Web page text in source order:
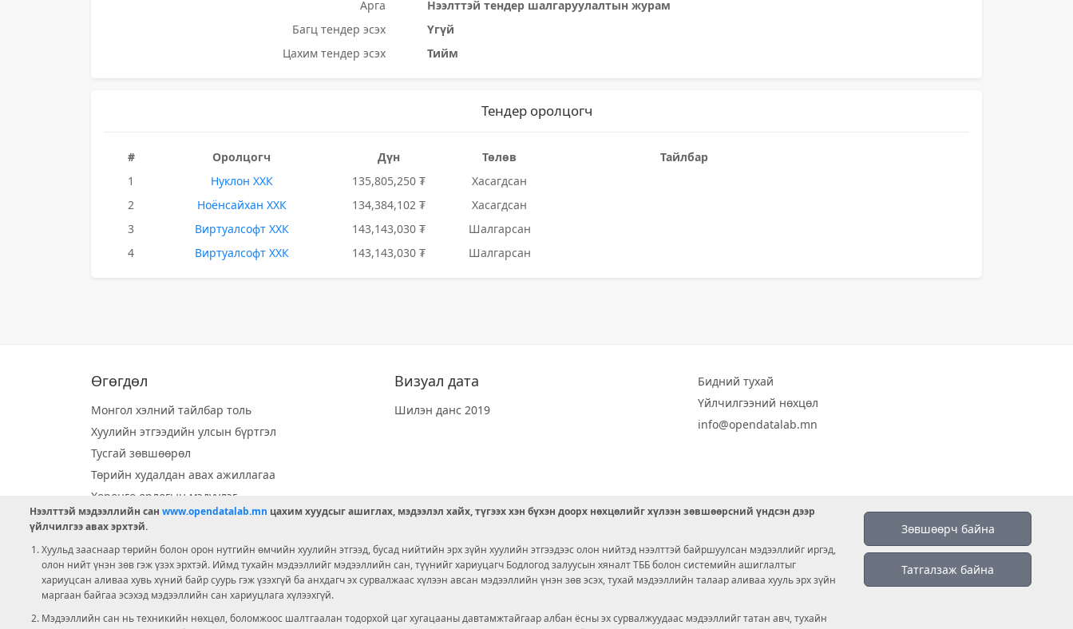
Арга
Нээлттэй тендер шалгаруулалтын журам
Багц тендер эсэх
Үгүй
Цахим тендер эсэх
Тийм
Тендер оролцогч
# Оролцогч Дүн Төлөв
Тайлбар
1
Нуклон ХХК 135,805,250 ₮
Хасагдсан
2
Ноёнсайхан ХХК 134,384,102 ₮
Хасагдсан
3
Виртуалсофт ХХК 143,143,030 ₮
Шалгарсан
4
Виртуалсофт ХХК 143,143,030 ₮ Шалгарсан
Өгөгдөл
Монгол хэлний тайлбар толь
Хуулийн этгээдийн улсын бүртгэл
Тусгай зөвшөөрөл
Төрийн худалдан авах ажиллагаа
Хөрөнгө орлогын мэдүүлэг
Орон нутгийн хөгжлийн сан
Ээлжит сонгууль
Ашигт малтмал тусгай зөвшөөрөл
Визуал дата
Шилэн данс 2019
Бидний тухай
Үйлчилгээний нөхцөл
info@opendatalab.mn
Зөвшөөрч байна
Татгалзаж байна
Нээлттэй мэдээллийн сан www.opendatalab.mn цахим хуудсыг ашиглах, мэдээлэл хайх, түгээх хэн бүхэн доорх нөхцөлийг хүлээн зөвшөөрсний үндсэн дээр
үйлчилгээ авах эрхтэй.
Хуульд зааснаар төрийн болон орон нутгийн өмчийн хуулийн этгээд, бусад нийтийн эрх зүйн хуулийн этгээдээс олон нийтэд нээлттэй байршуулсан мэдээллийг иргэд,
олон нийт үнэн зөв гэж үзэх эрхтэй. Иймд тухайн мэдээллийг мэдээллийн сан, түүнийг хариуцагч Бодлогод залуусын хяналт ТББ болон системийн ашиглалтыг
хариуцсан аливаа хувь хүний байр суурь гэж үзэхгүй ба анхдагч эх сурвалжаас хүлээн авсан мэдээллийн үнэн зөв эсэх, тухай мэдээллийн талаар аливаа хууль эрх зүйн
маргаан байгаа эсэхэд мэдээллийн сан хариуцлага хүлээхгүй.
Мэдээллийн сан нь техникийн нөхцөл, боломжоос шалтгаалан тодорхой цаг хугацааны давтамжтайгаар албан ёсны эх сурвалжуудаас мэдээллийг татан авч, тухайн